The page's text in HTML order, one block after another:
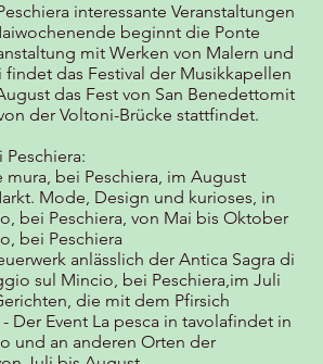
interessante Veranstaltungen
beginnt die Ponte
mit Werken von Malern und
findet das Festival der Musikkapellen
das Fest von San Benedettomit
der Voltoni-Brücke stattfindet.
Peschiera:
mura, bei Peschiera, im August
Mode, Design und kurioses, in
bei Peschiera, von Mai bis Oktober
bei Peschiera
anlässlich der Antica Sagra di
sul Mincio, bei Peschiera,im Juli
die mit dem Pfirsich
Der Event La pesca in tavolafindet in
und an anderen Orten der